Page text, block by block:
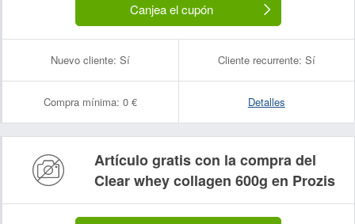
Canjea el cupón
Nuevo cliente: Sí Cliente recurrente: Sí
Compra mínima: 0 € Detalles
Artículo gratis con la compra del
Clear whey collagen 600g en Prozis